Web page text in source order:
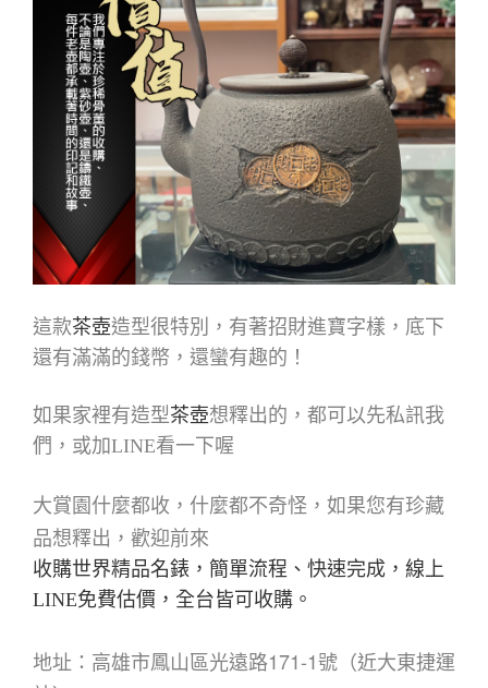
這款茶壺造型很特別，有著招財進寶字樣，底下
還有滿滿的錢幣，還蠻有趣的！
如果家裡有造型茶壺想釋出的，都可以先私訊我
們，或加LINE看一下喔
大賞園什麼都收，什麼都不奇怪，如果您有珍藏
品想釋出，歡迎前來
收購世界精品名錶，簡單流程、快速完成，線上
LINE免費估價，全台皆可收購。
地址：高雄市鳳山區光遠路171-1號（近大東捷運